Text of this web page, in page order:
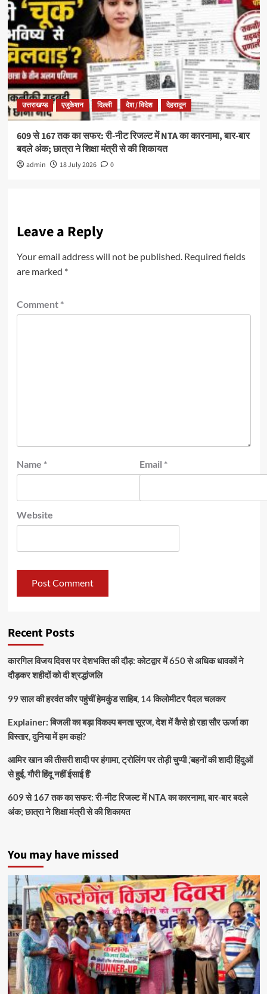
उत्तराखण्ड एजुकेशन दिल्ली देश / विदेश देहरादून
609 से 167 तक का सफर: री-नीट रिजल्ट में NTA का कारनामा, बार-बार
बदले अंक; छात्रा ने शिक्षा मंत्री से की शिकायत
admin 18 July 2026 0
Leave a Reply
Your email address will not be published. Required fields
are marked *
Comment *
Name * Email *
Website
Recent Posts
कारगिल विजय दिवस पर देशभक्ति की दौड़: कोटद्वार में 650 से अधिक धावकों ने
दौड़कर शहीदों को दी श्रद्धांजलि
99 साल की हरवंत कौर पहुंचीं हेमकुंड साहिब, 14 किलोमीटर पैदल चलकर
Explainer: बिजली का बड़ा विकल्प बनता सूरज, देश में कैसे हो रहा सौर ऊर्जा का
विस्तार, दुनिया में हम कहां?
आमिर खान की तीसरी शादी पर हंगामा, ट्रोलिंग पर तोड़ी चुप्पी ,’बहनों की शादी हिंदुओं
से हुई, गौरी हिंदू नहीं ईसाई हैं’
609 से 167 तक का सफर: री-नीट रिजल्ट में NTA का कारनामा, बार-बार बदले
अंक; छात्रा ने शिक्षा मंत्री से की शिकायत
You may have missed